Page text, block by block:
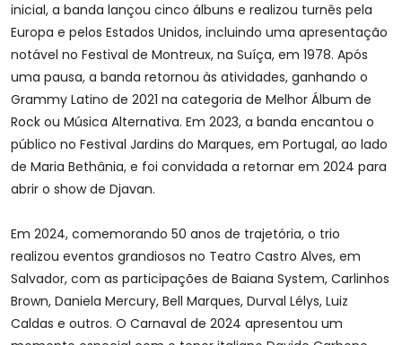
inicial, a banda lançou cinco álbuns e realizou turnês pela
Europa e pelos Estados Unidos, incluindo uma apresentação
notável no Festival de Montreux, na Suíça, em 1978. Após
uma pausa, a banda retornou às atividades, ganhando o
Grammy Latino de 2021 na categoria de Melhor Álbum de
Rock ou Música Alternativa. Em 2023, a banda encantou o
público no Festival Jardins do Marques, em Portugal, ao lado
de Maria Bethânia, e foi convidada a retornar em 2024 para
abrir o show de Djavan.
Em 2024, comemorando 50 anos de trajetória, o trio
realizou eventos grandiosos no Teatro Castro Alves, em
Salvador, com as participações de Baiana System, Carlinhos
Brown, Daniela Mercury, Bell Marques, Durval Lélys, Luiz
Caldas e outros. O Carnaval de 2024 apresentou um